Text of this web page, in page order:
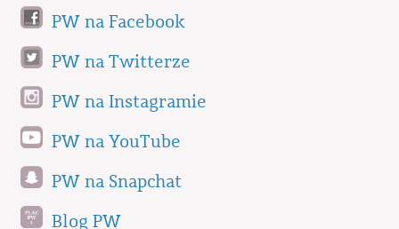
PW na Facebook
PW na Twitterze
PW na Instagramie
PW na YouTube
PW na Snapchat
Blog PW